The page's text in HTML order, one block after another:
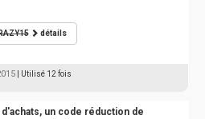
détails
| Utilisé 12 fois
d'achats, un code réduction de